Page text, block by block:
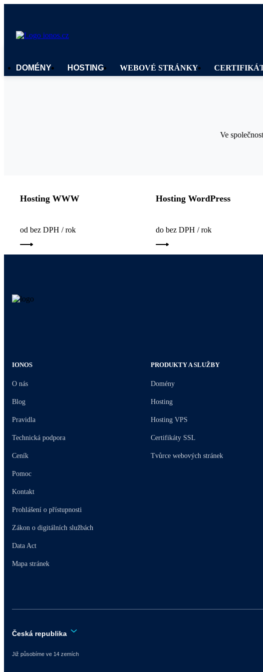
DOMÉNY HOSTING WEBOVÉ STRÁNKY
Ve
Hosting WWW
od bez DPH / rok
Hosting WordPress
do bez DPH / rok
IONOS
O nás
Blog
Pravidla
Technická podpora
Ceník
Pomoc
Kontakt
Prohlášení o přístupnosti
Zákon o digitálních službách
Data Act
Mapa stránek
PRODUKTY A SLUŽBY
Domény
Hosting
Hosting VPS
Certifikáty SSL
Tvůrce webových stránek
Česká republika
Již působíme ve 14 zemích